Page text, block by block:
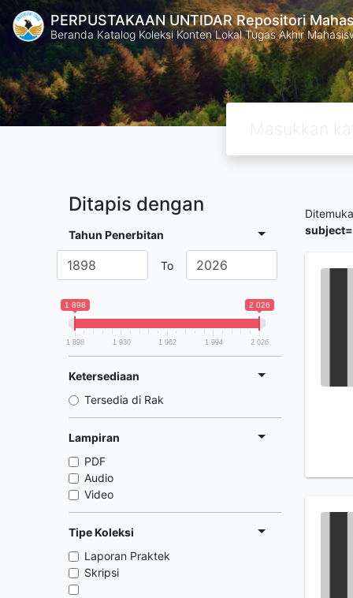
PERPUSTAKAAN UNTIDAR Repositori
Beranda Katalog Koleksi Konten Lokal Tugas Akhir
Ditapis dengan
Tahun Penerbitan
To
1 898 2 026
1 898 1 930 1 962 1 994 2 026
Ketersediaan
Tersedia di Rak
Lampiran
PDF
Audio
Video
Tipe Koleksi
Laporan Praktek
Skripsi